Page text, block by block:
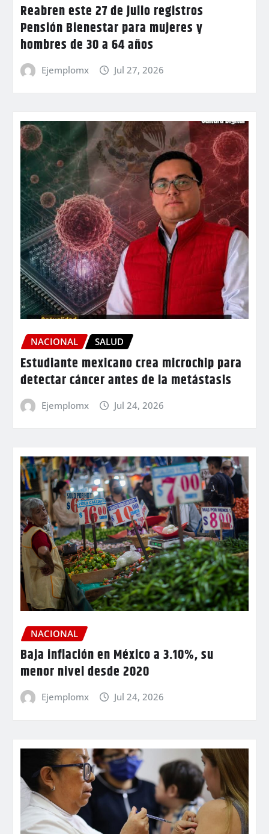
Reabren este 27 de julio registros
Pensión Bienestar para mujeres y
hombres de 30 a 64 años
Ejemplomx Jul 27, 2026
NACIONAL SALUD
Estudiante mexicano crea microchip para
detectar cáncer antes de la metástasis
Ejemplomx Jul 24, 2026
NACIONAL
Baja inflación en México a 3.10%, su
menor nivel desde 2020
Ejemplomx Jul 24, 2026